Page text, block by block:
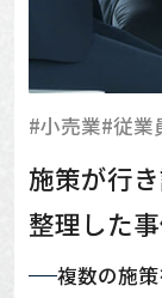
#小売業#従業
施策が行
整理した
複数の施策